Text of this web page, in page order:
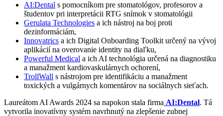
AI:Dental s pomocníkom pre stomatológov, profesorov a
študentov pri interpretácii RTG snímok v stomatológii
Gerulata Technologies a ich nástroj na boj proti
dezinformáciám,
Innovatrics a ich Digital Onboarding Toolkit určený na vývoj
aplikácií na overovanie identity na diaľku,
Powerful Medical a ich AI technológia určená na diagnostiku
a manažment kardiovaskulárnych ochorení,
TrollWall s nástrojom pre identifikáciu a manažment
toxických a vulgárnych komentárov na sociálnych sieťach.
Laureátom AI Awards 2024 sa napokon stala firma AI:Dental. Tá
vytvorila inovatívny systém navrhnutý na zlepšenie zubnej